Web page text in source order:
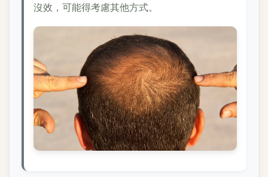
沒效，可能得考慮其他方式。